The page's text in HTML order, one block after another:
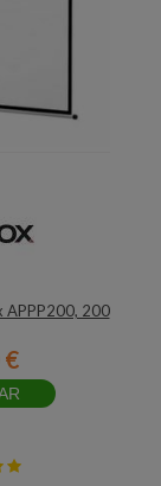
APPP200, 200
€